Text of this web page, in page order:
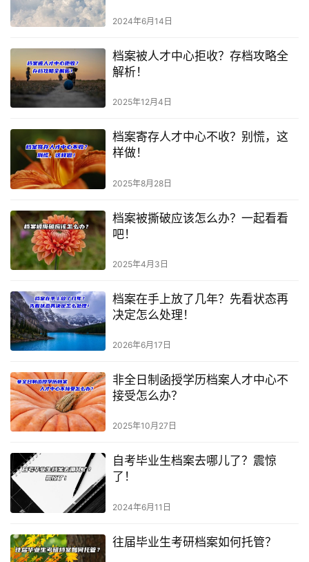
2024年6月14日
档案被人才中心拒收？存档攻略全
解析！
2025年12月4日
档案寄存人才中心不收？别慌，这
样做！
2025年8月28日
档案被撕破应该怎么办？一起看看
吧！
2025年4月3日
档案在手上放了几年？先看状态再
决定怎么处理！
2026年6月17日
非全日制函授学历档案人才中心不
接受怎么办？
2025年10月27日
自考毕业生档案去哪儿了？震惊
了！
2024年6月11日
往届毕业生考研档案如何托管？